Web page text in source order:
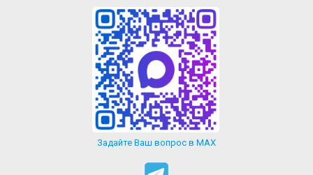
Задайте Ваш вопрос в MAX